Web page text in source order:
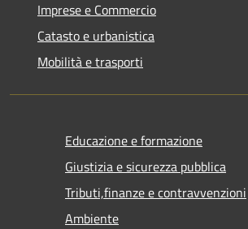
Imprese e Commercio
Catasto e urbanistica
Mobilità e trasporti
Educazione e formazione
Giustizia e sicurezza pubblica
Tributi,finanze e contravvenzioni
Ambiente